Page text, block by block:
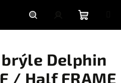
HledatPřihlášeníNákupní
košík
Delphin
/ Half FRAME